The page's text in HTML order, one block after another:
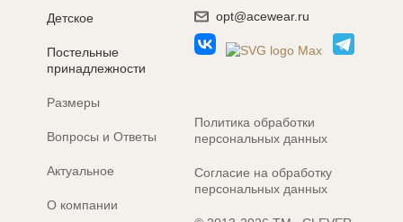
Детское
Постельные
принадлежности
Размеры
Вопросы и Ответы
Актуальное
О компании
opt@acewear.ru
Политика обработки
персональных данных
Согласие на обработку
персональных данных